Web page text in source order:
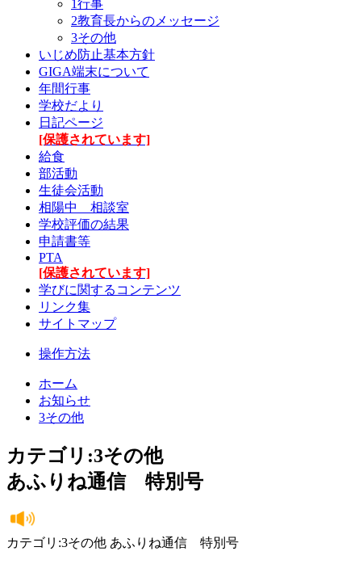
1行事
2教育長からのメッセージ
3その他
いじめ防止基本方針
GIGA端末について
年間行事
学校だより
日記ページ
[保護されています]
給食
部活動
生徒会活動
相陽中 相談室
学校評価の結果
申請書等
PTA
[保護されています]
学びに関するコンテンツ
リンク集
サイトマップ
操作方法
ホーム
お知らせ
3その他
カテゴリ:3その他
あふりね通信 特別号
カテゴリ:3その他 あふりね通信 特別号